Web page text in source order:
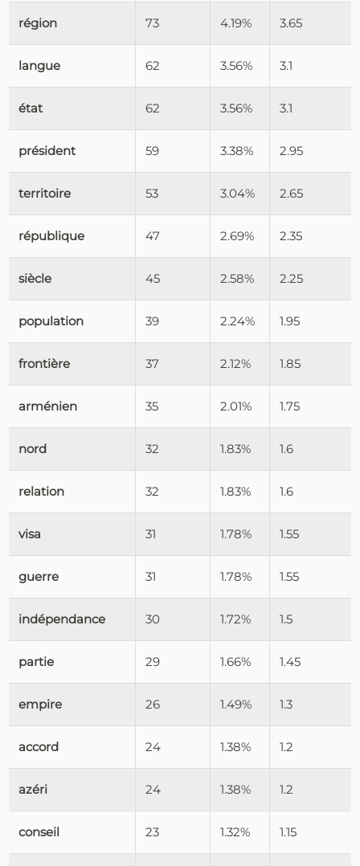
région 73 4.19% 3.65
langue 62 3.56% 3.1
état 62 3.56% 3.1
président 59 3.38% 2.95
territoire 53 3.04% 2.65
république 47 2.69% 2.35
siècle 45 2.58% 2.25
population 39 2.24% 1.95
frontière 37 2.12% 1.85
arménien 35 2.01% 1.75
nord 32 1.83% 1.6
relation 32 1.83% 1.6
visa 31 1.78% 1.55
guerre 31 1.78% 1.55
indépendance 30 1.72% 1.5
partie 29 1.66% 1.45
empire 26 1.49% 1.3
accord 24 1.38% 1.2
azéri 24 1.38% 1.2
conseil 23 1.32% 1.15